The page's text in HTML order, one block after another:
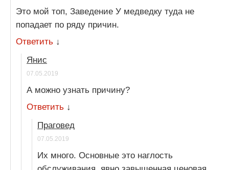
Это мой топ, Заведение У медведку туда не
попадает по ряду причин.
Ответить ↓
Янис
07.05.2019
А можно узнать причину?
Ответить ↓
Праговед
07.05.2019
Их много. Основные это наглость